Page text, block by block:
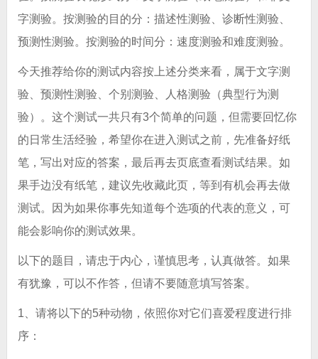
字测验。按测验的目的分：描述性测验、诊断性测验、
预测性测验。按测验的时间分：速度测验和难度测验。
今天推荐给你的测试内容按上述分类来看，属于文字测
验、预测性测验、个别测验、人格测验（典型行为测
验）。这个测试一共只有3个简单的问题，但需要回忆你
的日常生活经验，希望你在进入测试之前，先准备好纸
笔，写出对应的答案，最后再去页底查看测试结果。如
果手边没有纸笔，建议先收藏此页，等到有机会再去做
测试。因为如果你事先知道每个选项的代表的意义，可
能会影响你的测试效果。
以下的题目，请忠于内心，谨慎思考，认真做答。如果
有犹豫，可以不作答，但请不要随意填写答案。
1、请将以下的5种动物，依照你对它们喜爱程度进行排
序：